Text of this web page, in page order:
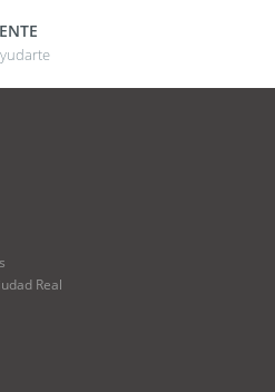
Real